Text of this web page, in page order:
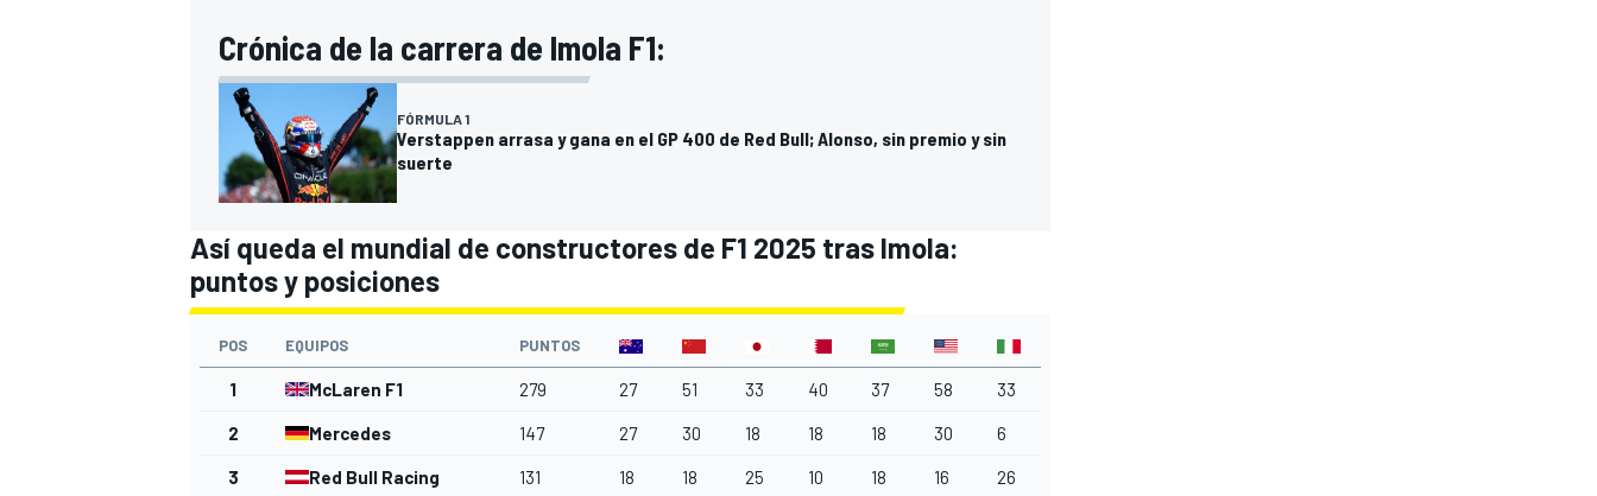
Crónica de la carrera de Imola F1:
FÓRMULA 1
Verstappen arrasa y gana en el GP 400 de Red Bull; Alonso, sin premio y sin
suerte
Así queda el mundial de constructores de F1 2025 tras Imola:
puntos y posiciones
POS EQUIPOS PUNTOS
1 McLaren F1 279 27 51 33 40 37 58 33
2 Mercedes 147 27 30 18 18 18 30 6
3 Red Bull Racing 131 18 18 25 10 18 16 26